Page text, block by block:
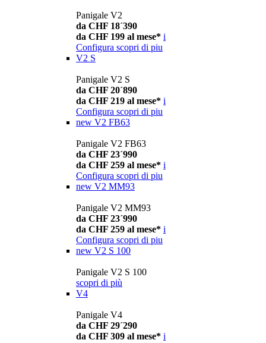
Panigale V2
da CHF 18´390
da CHF 199 al mese* i
Configura scopri di piu
V2 S
Panigale V2 S
da CHF 20´890
da CHF 219 al mese* i
Configura scopri di piu
new V2 FB63
Panigale V2 FB63
da CHF 23´990
da CHF 259 al mese* i
Configura scopri di piu
new V2 MM93
Panigale V2 MM93
da CHF 23´990
da CHF 259 al mese* i
Configura scopri di piu
new V2 S 100
Panigale V2 S 100
scopri di più
V4
Panigale V4
da CHF 29´290
da CHF 309 al mese* i